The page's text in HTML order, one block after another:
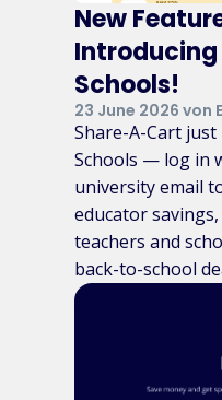
New
Introducing
Schools!
23 June 2026 von
Share-A-Cart
Schools — log in
university email
educator
teachers and
back-to-school